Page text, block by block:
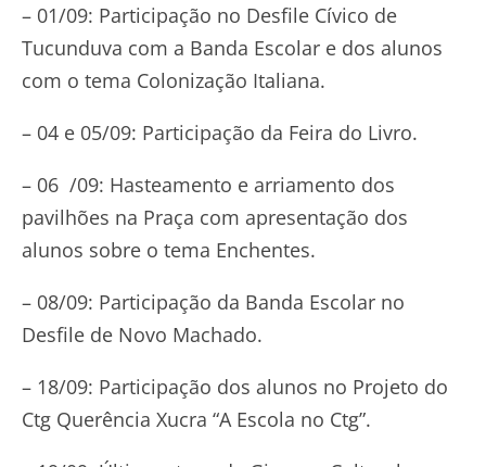
– 01/09: Participação no Desfile Cívico de
Tucunduva com a Banda Escolar e dos alunos
com o tema Colonização Italiana.
– 04 e 05/09: Participação da Feira do Livro.
– 06 /09: Hasteamento e arriamento dos
pavilhões na Praça com apresentação dos
alunos sobre o tema Enchentes.
– 08/09: Participação da Banda Escolar no
Desfile de Novo Machado.
– 18/09: Participação dos alunos no Projeto do
Ctg Querência Xucra “A Escola no Ctg”.